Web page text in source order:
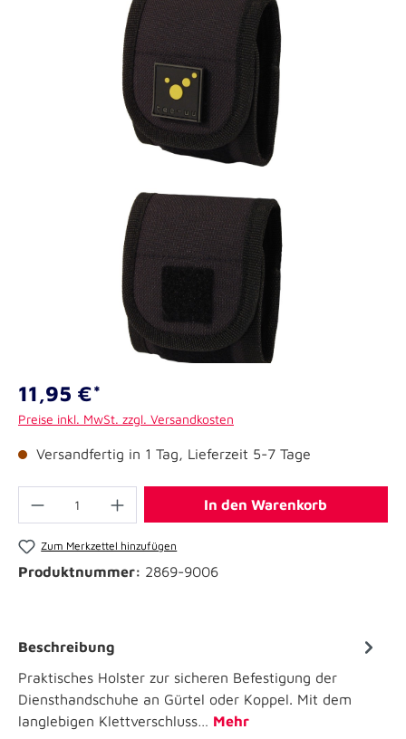
11,95 €*
Preise inkl. MwSt. zzgl. Versandkosten
Versandfertig in 1 Tag, Lieferzeit 5-7 Tage
In den Warenkorb
Zum Merkzettel hinzufügen
Produktnummer: 2869-9006
Beschreibung
Praktisches Holster zur sicheren Befestigung der
Diensthandschuhe an Gürtel oder Koppel. Mit dem
langlebigen Klettverschluss… Mehr